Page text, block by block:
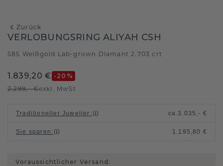
Zurück
VERLOBUNGSRING ALIYAH CSH
585 Weißgold Lab-grown Diamant 2.703 crt
1.839,20 € -20 %
2.299,- €exkl. MwSt
Traditioneller Juwelier : ca.3.035,- €
Sie sparen : 1.195,80 €
Voraussichtlicher Versand: